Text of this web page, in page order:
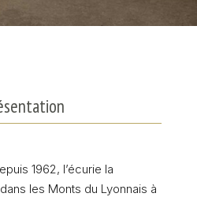
1962, l’écurie la
les Monts du Lyonnais à